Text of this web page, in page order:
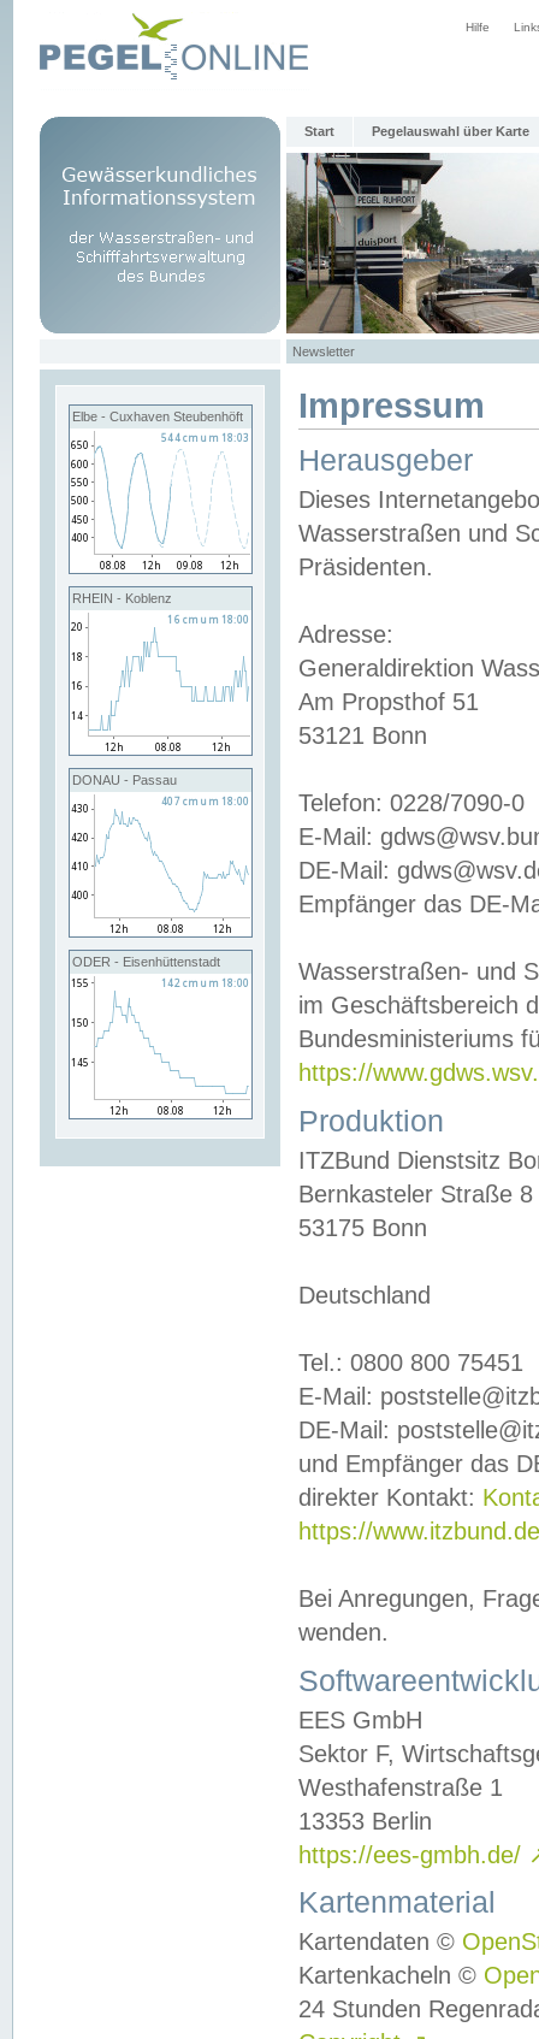
Hilfe
Start Pegelauswahl über Karte
Newsletter
Elbe - Cuxhaven Steubenhöft
RHEIN - Koblenz
DONAU - Passau
ODER - Eisenhüttenstadt
Impressum
Herausgeber
Dieses
Wasserstraßen und
Präsidenten.
Adresse:
Generaldirektion
Am Propsthof 51
53121 Bonn
Telefon: 0228/7090-0
E-Mail:
DE-Mail:
Empfänger das DE-
Wasserstraßen- und
im Geschäftsbereich
Bundesministeriums
https://
Produktion
ITZBund Dienstsitz
Bernkasteler Straße 8
53175 Bonn
Deutschland
Tel.: 0800 800 75451
E-Mail:
DE-Mail:
und Empfänger das
direkter Kontakt:
https://
Bei Anregungen,
wenden.
EES GmbH
Sektor F,
Westhafenstraße 1
13353 Berlin
https://ees-gmbh.de/
Kartenmaterial
Kartendaten ©
Kartenkacheln ©
24 Stunden